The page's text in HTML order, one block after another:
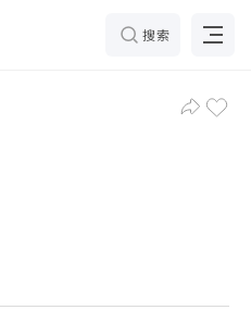
搜索
鞍山 补习推介